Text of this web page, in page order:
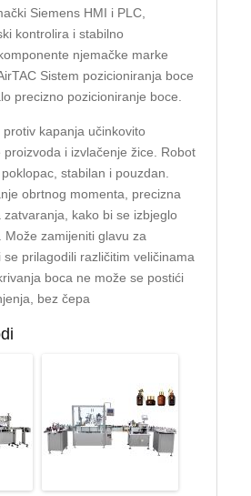
Siemens HMI i PLC,
kontrolira i stabilno
njemačke marke
Sistem pozicioniranja boce
precizno pozicioniranje boce.
kapanja učinkovito
i izvlačenje žice. Robot
stabilan i pouzdan.
obrtnog momenta, precizna
kako bi se izbjeglo
Može zamijeniti glavu za
prilagodili različitim veličinama
boca ne može se postići
bez čepa